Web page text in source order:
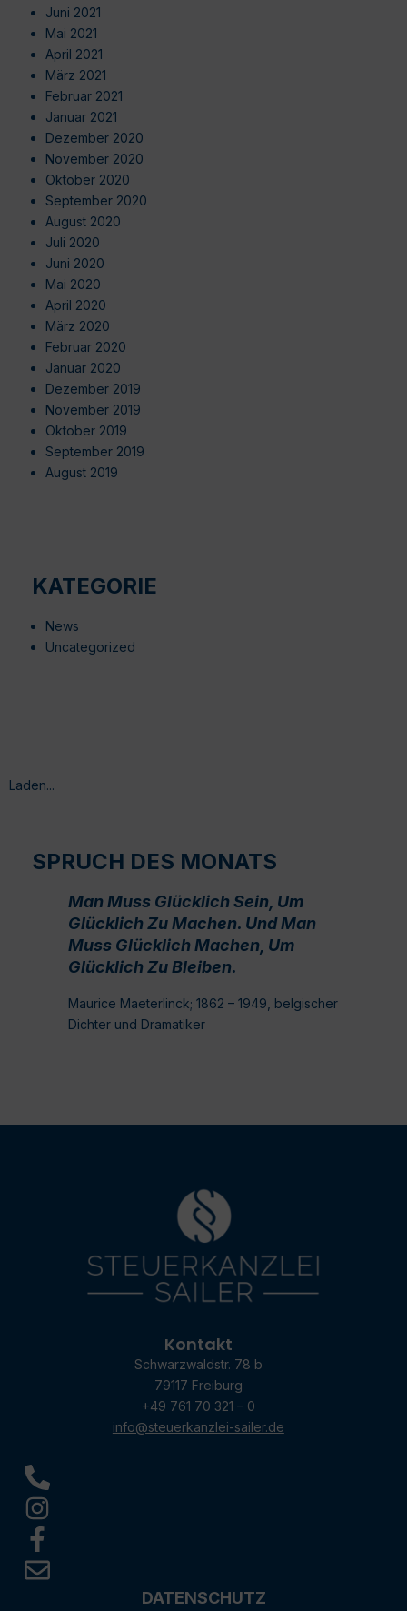
Juni 2021
Mai 2021
April 2021
März 2021
Februar 2021
Januar 2021
Dezember 2020
November 2020
Oktober 2020
September 2020
August 2020
Juli 2020
Juni 2020
Mai 2020
April 2020
März 2020
Februar 2020
Januar 2020
Dezember 2019
November 2019
Oktober 2019
September 2019
August 2019
KATEGORIE
News
Uncategorized
Laden...
SPRUCH DES MONATS
Man Muss Glücklich Sein, Um
Glücklich Zu Machen. Und Man
Muss Glücklich Machen, Um
Glücklich Zu Bleiben.
Maurice Maeterlinck; 1862 – 1949, belgischer
Dichter und Dramatiker
Kontakt
Schwarzwaldstr. 78 b
79117 Freiburg
+49 761 70 321 – 0
info@steuerkanzlei-sailer.de
DATENSCHUTZ